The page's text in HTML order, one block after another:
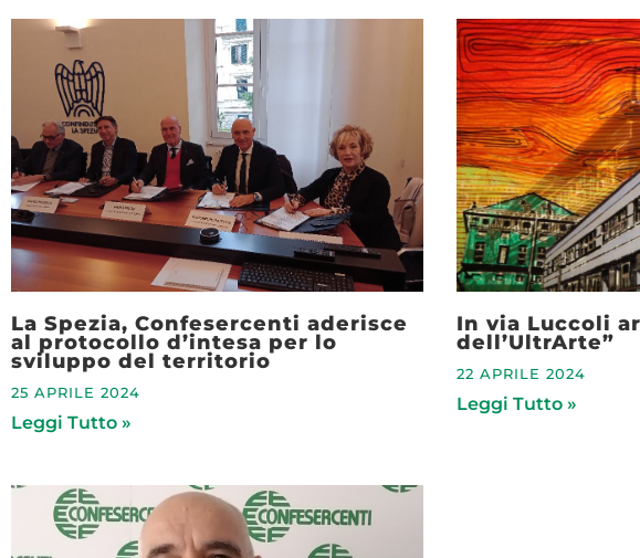
La Spezia, Confesercenti aderisce
al protocollo d’intesa per lo
sviluppo del territorio
25 APRILE 2024
Leggi Tutto »
In via Luccoli
dell’UltrArte”
22 APRILE 2024
Leggi Tutto »